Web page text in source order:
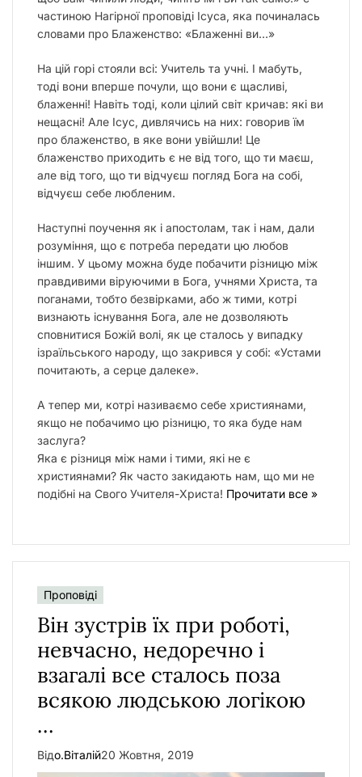
частиною Нагірної проповіді Ісуса, яка починалась
словами про Блаженство: «Блаженні ви…»
На цій горі стояли всі: Учитель та учні. І мабуть,
тоді вони вперше почули, що вони є щасливі,
блаженні! Навіть тоді, коли цілий світ кричав: які ви
нещасні! Але Ісус, дивлячись на них: говорив їм
про блаженство, в яке вони увійшли! Це
блаженство приходить є не від того, що ти маєш,
але від того, що ти відчуєш погляд Бога на собі,
відчуєш себе любленим.
Наступні поучення як і апостолам, так і нам, дали
розуміння, що є потреба передати цю любов
іншим. У цьому можна буде побачити різницю між
правдивими віруючими в Бога, учнями Христа, та
поганами, тобто безвірками, або ж тими, котрі
визнають існування Бога, але не дозволяють
сповнитися Божій волі, як це сталось у випадку
ізраїльського народу, що закрився у собі: «Устами
почитають, а серце далеке».
А тепер ми, котрі називаємо себе християнами,
якщо не побачимо цю різницю, то яка буде нам
заслуга?
Яка є різниця між нами і тими, які не є
християнами? Як часто закидають нам, що ми не
подібні на Свого Учителя-Христа! Прочитати все »
Проповіді
Він зустрів їх при роботі,
невчасно, недоречно і
взагалі все сталось поза
всякою людською логікою
…
Відо.Віталій20 Жовтня, 2019